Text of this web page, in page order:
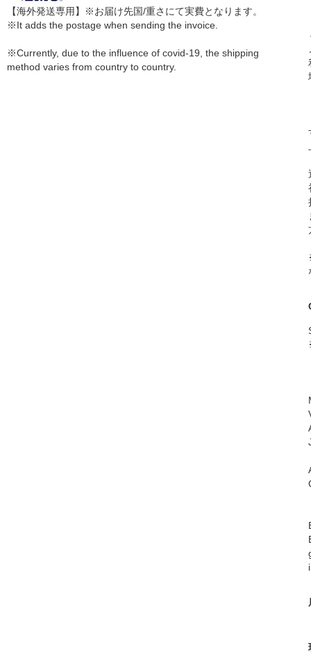
【海外発送専用】※お届け先国/重さにて実費となります。
※It adds the postage when sending the invoice.
※Currently, due to the influence of covid-19, the shipping
method varies from country to country.